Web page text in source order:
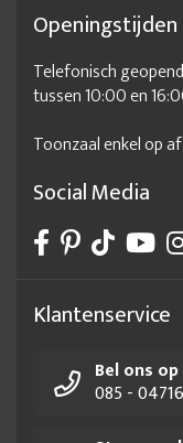
Openingstijden
Telefonisch
tussen 10:00 en
Toonzaal enkel op
Social Media
Klantenservice
Bel ons op
085 -